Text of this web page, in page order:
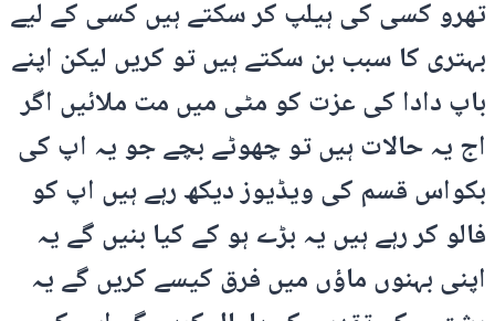
تھرو کسی کی ہیلپ کر سکتے ہیں کسی کے لیے
بہتری کا سبب بن سکتے ہیں تو کریں لیکن اپنے
باپ دادا کی عزت کو مٹی میں مت ملائیں اگر
اج یہ حالات ہیں تو چھوٹے بچے جو یہ اپ کی
بکواس قسم کی ویڈیوز دیکھ رہے ہیں اپ کو
فالو کر رہے ہیں یہ بڑے ہو کے کیا بنیں گے یہ
اپنی بہنوں ماؤں میں فرق کیسے کریں گے یہ